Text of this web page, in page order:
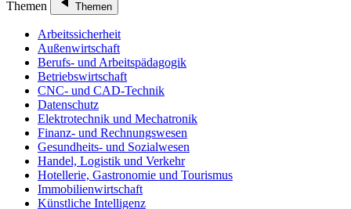
Themen
Themen
Arbeitssicherheit
Außenwirtschaft
Berufs- und Arbeitspädagogik
Betriebswirtschaft
CNC- und CAD-Technik
Datenschutz
Elektrotechnik und Mechatronik
Finanz- und Rechnungswesen
Gesundheits- und Sozialwesen
Handel, Logistik und Verkehr
Hotellerie, Gastronomie und Tourismus
Immobilienwirtschaft
Künstliche Intelligenz